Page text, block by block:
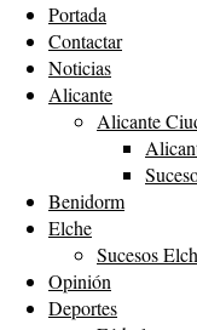
Portada
Contactar
Noticias
Alicante
Alicante
Benidorm
Elche
Sucesos
Opinión
Deportes